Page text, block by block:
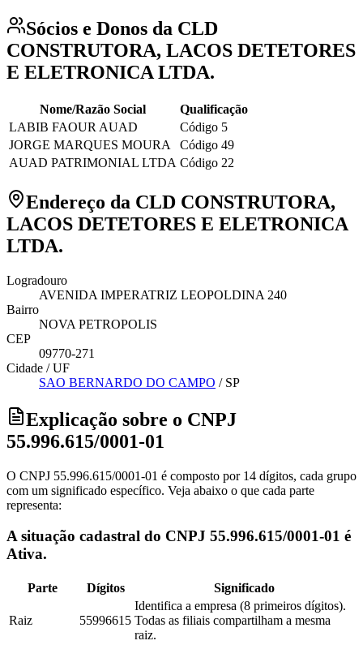
Sócios e Donos da CLD
CONSTRUTORA, LACOS DETETORES
E ELETRONICA LTDA.
Nome/Razão Social
Qualificação
LABIB FAOUR AUAD
Código 5
JORGE MARQUES MOURA
Código 49
AUAD PATRIMONIAL LTDA Código 22
Endereço da CLD CONSTRUTORA,
LACOS DETETORES E ELETRONICA
LTDA.
Logradouro
AVENIDA IMPERATRIZ LEOPOLDINA 240
Bairro
NOVA PETROPOLIS
CEP
09770-271
Cidade / UF
SAO BERNARDO DO CAMPO / SP
Explicação sobre o CNPJ
55.996.615/0001-01
O CNPJ 55.996.615/0001-01 é composto por 14 dígitos, cada grupo
com um significado específico. Veja abaixo o que cada parte
representa:
A situação cadastral do CNPJ 55.996.615/0001-01 é
Ativa.
Parte Dígitos Significado
Raiz 55996615
Identifica a empresa (8 primeiros dígitos).
Todas as filiais compartilham a mesma
raiz.